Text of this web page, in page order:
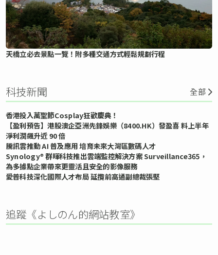
天橋立必去景點一覽！附多種交通方式輕鬆規劃行程
科技新聞 全部
香港投入萬聖節Cosplay狂歡慶典！
【盈利預告】港股澳企亞洲先鋒娛樂（8400.HK）發盈喜 料上半年
淨利潤飆升近 90 倍
騰訊雲推動 AI 普及應用 培育未來大灣區數碼人才
Synology® 群暉科技推出雲端監控解決方案 Surveillance365，
為多據點企業帶來更靈活且安全的影像服務
愛普科技深化國際人才布局 延攬前高通副總裁張堅
追蹤《よしのん的網站教室》